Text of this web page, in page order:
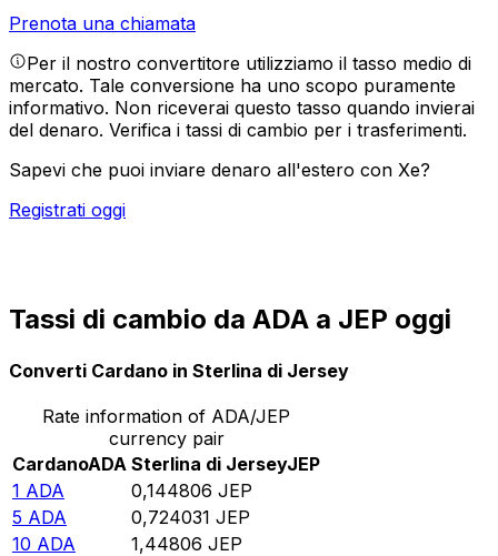
Prenota una chiamata
Per il nostro convertitore utilizziamo il tasso medio di
mercato. Tale conversione ha uno scopo puramente
informativo. Non riceverai questo tasso quando invierai
del denaro. Verifica i tassi di cambio per i trasferimenti.
Sapevi che puoi inviare denaro all'estero con Xe?
Registrati oggi
Tassi di cambio da ADA a JEP oggi
Converti Cardano in Sterlina di Jersey
Rate information of ADA/JEP
currency pair
CardanoADA Sterlina di JerseyJEP
1 ADA 0,144806 JEP
5 ADA 0,724031 JEP
10 ADA 1,44806 JEP